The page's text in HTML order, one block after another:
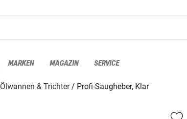
MARKEN MAGAZIN SERVICE
Ölwannen & Trichter
Profi-Saugheber, Klar